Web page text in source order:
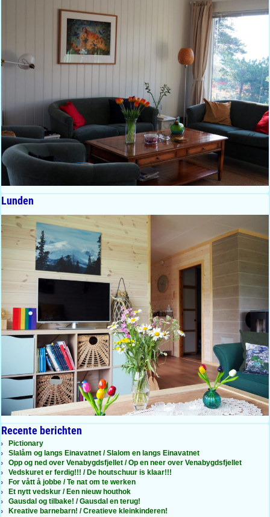
Lunden
Recente berichten
Pictionary
Slalåm og langs Einavatnet / Slalom en langs Einavatnet
Opp og ned over Venabygdsfjellet / Op en neer over Venabygdsfjellet
Vedskuret er ferdig!!! / De houtschuur is klaar!!!
For vått å jobbe / Te nat om te werken
Et nytt vedskur / Een nieuw houthok
Gausdal og tilbake! / Gausdal en terug!
Kreative barnebarn! / Creatieve kleinkinderen!